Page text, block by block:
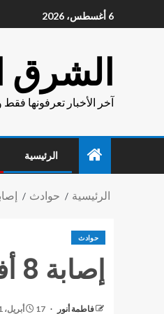
6 أغسطس، 2026
الشرق
آخر الأخبار تعرفونها
الرئيسية
الرئيسية حوادث إصابة 8 أفراد إثر انقلاب
حوادث
إصابة 8 أفراد إثر انقلاب «ميكروباص» بـ شبين الكوم
فاطمة أنور 17 أبريل، 2021